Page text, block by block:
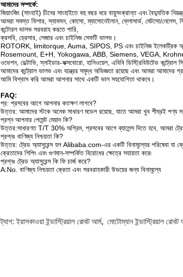
আমাদের সম্পর্কে:
জিয়াংজিং (সাংহাই) চীনের সাংহাইতে বহু বছর ধরে বায়ুসংক্রান্ত এবং বৈদ্যুতিক
আমরা সমস্ত ফিশার, স্যামসন, কোসো, ম্যাসোনেইলান, ফ্লোসার্ভ, মেটসো/
কন্টোরল ভালভ সরবরাহ করতে পারি,
ক্রসবি, ড্রেসার, লেজার এবং চাইনিজ সেফটি ভালভ।
ROTORK, limitorque, Auma, SIPOS, PS এবং চাইনিজ ইলেকট্রিক
Rosemount, E+H, Yokogawa, ABB, Siemens, VEGA, Krohne,
ওভেশন, ডেল্টাভি, স্নাইডার-ফক্সবোরো, হানিওয়েল, এবিবি ডিস্ট্রিবিউটেড কন্ট্রোল
আমাদের কন্ট্রোল ভালভ এবং যন্ত্রের সমৃদ্ধ অভিজ্ঞতা রয়েছে এবং আমরা আমাদের
আমি বিশ্বাস করি আমরা আপনার সাথে একটি ভাল সহযোগিতা থাকবে।
FAQ:
প্র: প্রসবের আগে আপনার কতক্ষণ লাগবে?
উত্তর: আমাদের স্টকে অনেক সাধারণ মডেল রয়েছে, যাতে আমরা খুব শীঘ্রই পণ্য
প্রশ্ন আপনার পেমেন্ট মেয়াদ কি?
উত্তর:সাধারণত T/T 30% অগ্রিম, প্রসবের আগে ব্যালেন্স দিতে হবে, আমরা
প্রশ্নঃ বাণিজ্য নিশ্চয়তা কি?
উত্তর: ট্রেড অ্যাসুরেন্স হল Alibaba.com-এর একটি বিনামূল্যের পরিষেবা যা
ক্রেতাদের শিপিং এবং গুণমান-সম্পর্কিত বিরোধের ক্ষেত্রে সহায়তা করে৷
প্রশ্নঃ ট্রেড অ্যাসুরেন্স কি ফি চার্জ করে?
A:No. বাণিজ্য নিশ্চয়তা ক্রেতা এবং সরবরাহকারী উভয়ের জন্য বিনামূল্যে
ট্যাগ:ইয়াসকাওয়া ইন্ডাস্ট্রিয়াল রোবট আর্ম, মোটোম্যান ইন্ডাস্ট্রিয়াল রোবট